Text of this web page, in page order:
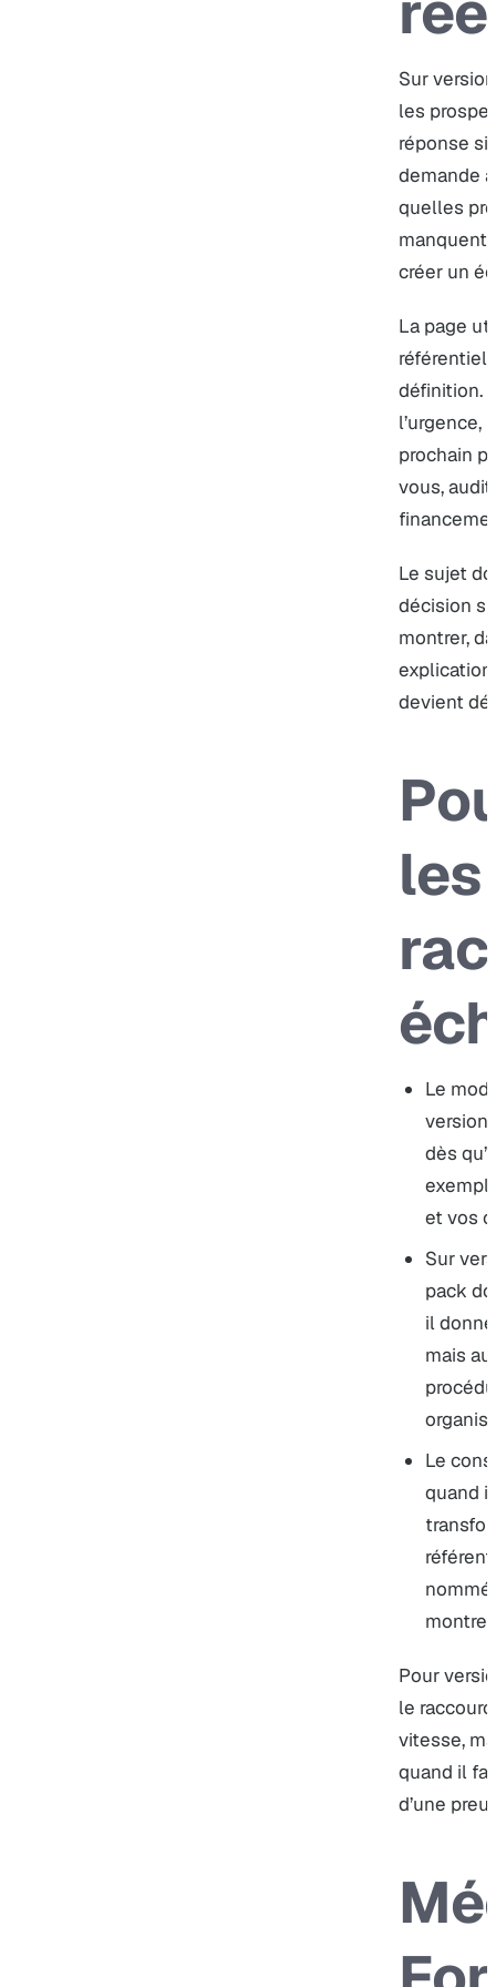
Sur
les
réponse
demande
quelles
manquent
créer un
La page
référentiel
définition.
l’urgence,
prochain
vous,
Le sujet
décision
montrer,
devient
les
Le
dès
et vos
Sur
pack
il
mais
Le
quand
montrer.
Pour
le
vitesse,
quand il
d’une